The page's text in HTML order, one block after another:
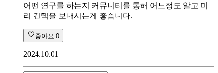
어떤 연구를 하는지 커뮤니티를 통해 어느정도 알고 미
리 컨택을 보내시는게 좋습니다.
좋아요 0
2024.10.01